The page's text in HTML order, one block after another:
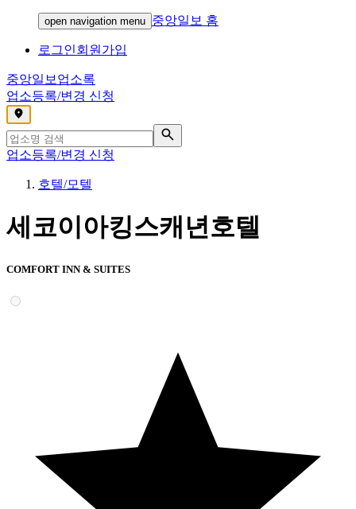
open navigation menu 중앙일보 홈
로그인회원가입
중앙일보 업소록
업소등록/변경 신청
,
업소등록/변경 신청
호텔/모텔
세코이아킹스캐년호텔
COMFORT INN & SUITES